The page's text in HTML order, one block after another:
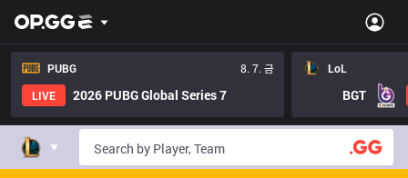
PUBG
8. 7. 금
LIVE
2026 PUBG Global Series 7
LoL
BGT